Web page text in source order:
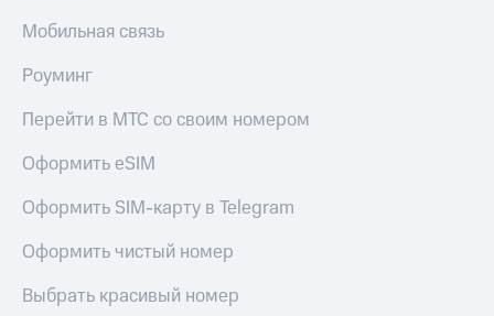
Мобильная связь
Роуминг
Перейти в МТС со своим номером
Оформить eSIM
Оформить SIM-карту в Telegram
Оформить чистый номер
Выбрать красивый номер